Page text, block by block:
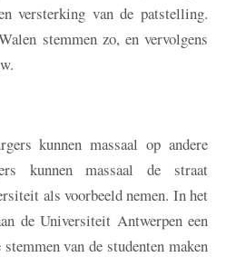
versterking van de patstelling.
stemmen zo, en vervolgens
kunnen massaal op andere
kunnen massaal de straat
als voorbeeld nemen. In het
de Universiteit Antwerpen een
van de studenten maken